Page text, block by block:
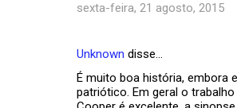
sexta-feira, 21 agosto, 2015
Unknown disse…
É muito boa história, embora
patriótico. Em geral o trabalho